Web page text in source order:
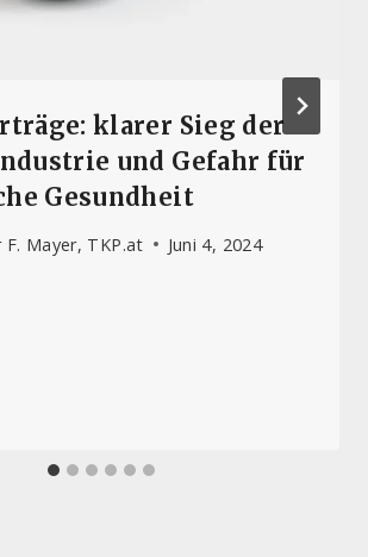
klarer Sieg der
und Gefahr für
Gesundheit
F. Mayer, TKP.at Juni 4, 2024